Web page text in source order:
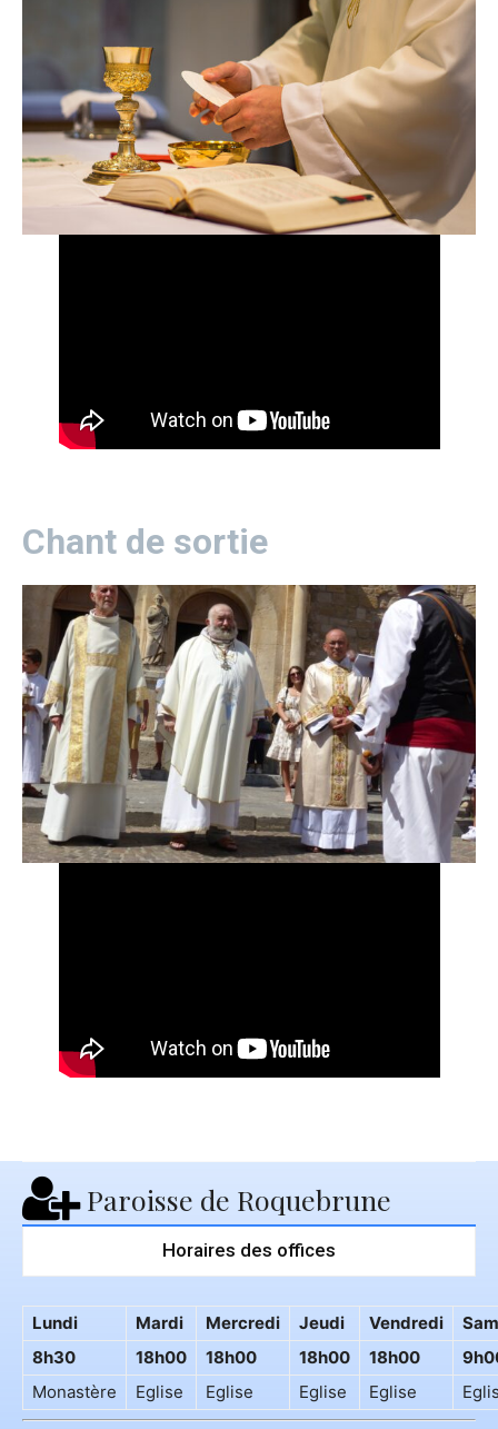
Chant de sortie
Paroisse de Roquebrune
Horaires des offices
Lundi Mardi Mercredi Jeudi Vendredi
8h30
18h00 18h00 18h00 18h00
Monastère
Eglise Eglise Eglise Eglise